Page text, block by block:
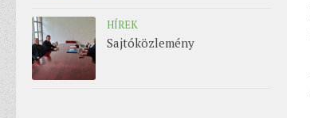
HÍREK
Sajtóközlemény